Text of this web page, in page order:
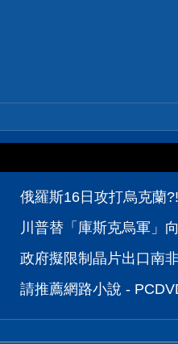
俄羅斯16日攻打烏克蘭
川普替「庫斯克烏軍」
政府擬限制晶片出口南
請推薦網路小說 -